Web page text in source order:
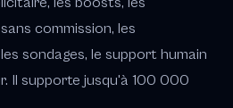
commission, les
sondages, le support humain
Il supporte jusqu'à 100 000